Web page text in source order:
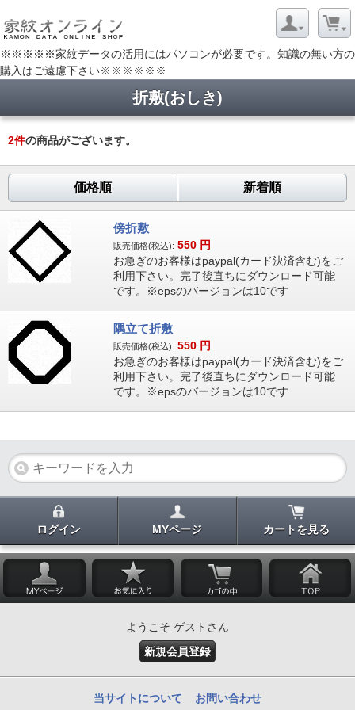
※※※※※家紋データの活用にはパソコンが必要です。知識の無い方の
購入はご遠慮下さい※※※※※※
折敷(おしき)
2件の商品がございます。
価格順 新着順
傍折敷
販売価格(税込): 550 円
お急ぎのお客様はpaypal(カード決済含む)をご
利用下さい。完了後直ちにダウンロード可能
です。※epsのバージョンは10です
隅立て折敷
販売価格(税込): 550 円
お急ぎのお客様はpaypal(カード決済含む)をご
利用下さい。完了後直ちにダウンロード可能
です。※epsのバージョンは10です
ログイン MYページ カートを見る
ようこそ ゲストさん
新規会員登録
当サイトについて お問い合わせ